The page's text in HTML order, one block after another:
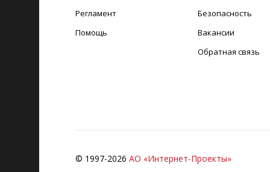
Регламент
Помощь
Безопасность
Вакансии
Обратная связь
© 1997-2026 АО «Интернет-Проекты»